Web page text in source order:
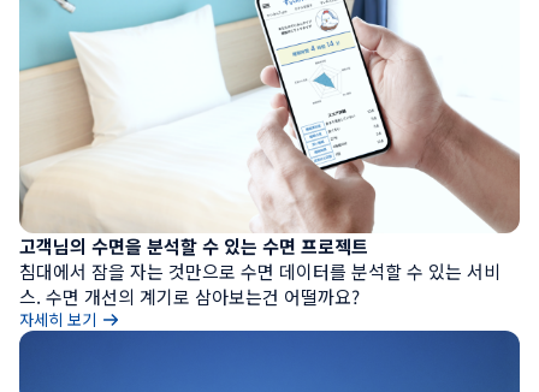
고객님의 수면을 분석할 수 있는 수면 프로젝트
침대에서 잠을 자는 것만으로 수면 데이터를 분석할 수 있는 서비
스. 수면 개선의 계기로 삼아보는건 어떨까요?
자세히 보기